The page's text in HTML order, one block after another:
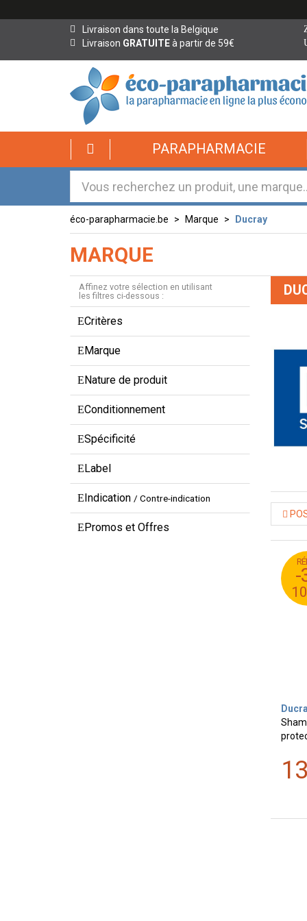
Livraison dans toute la Belgique
Livraison GRATUITEà partir de 59€
éco-
parapharmacie.fr
éco-
parapharmacie.fr
PARAPHARMACIE
éco-parapharmacie.be Marque Ducray
MARQUE
Affinez votre sélection en utilisant
les filtres ci-dessous :
Critères
Marque
Nature de produit
Conditionnement
Spécificité
Label
Indication / Contre-indication
Promos et Offres
-
10
95
95
13